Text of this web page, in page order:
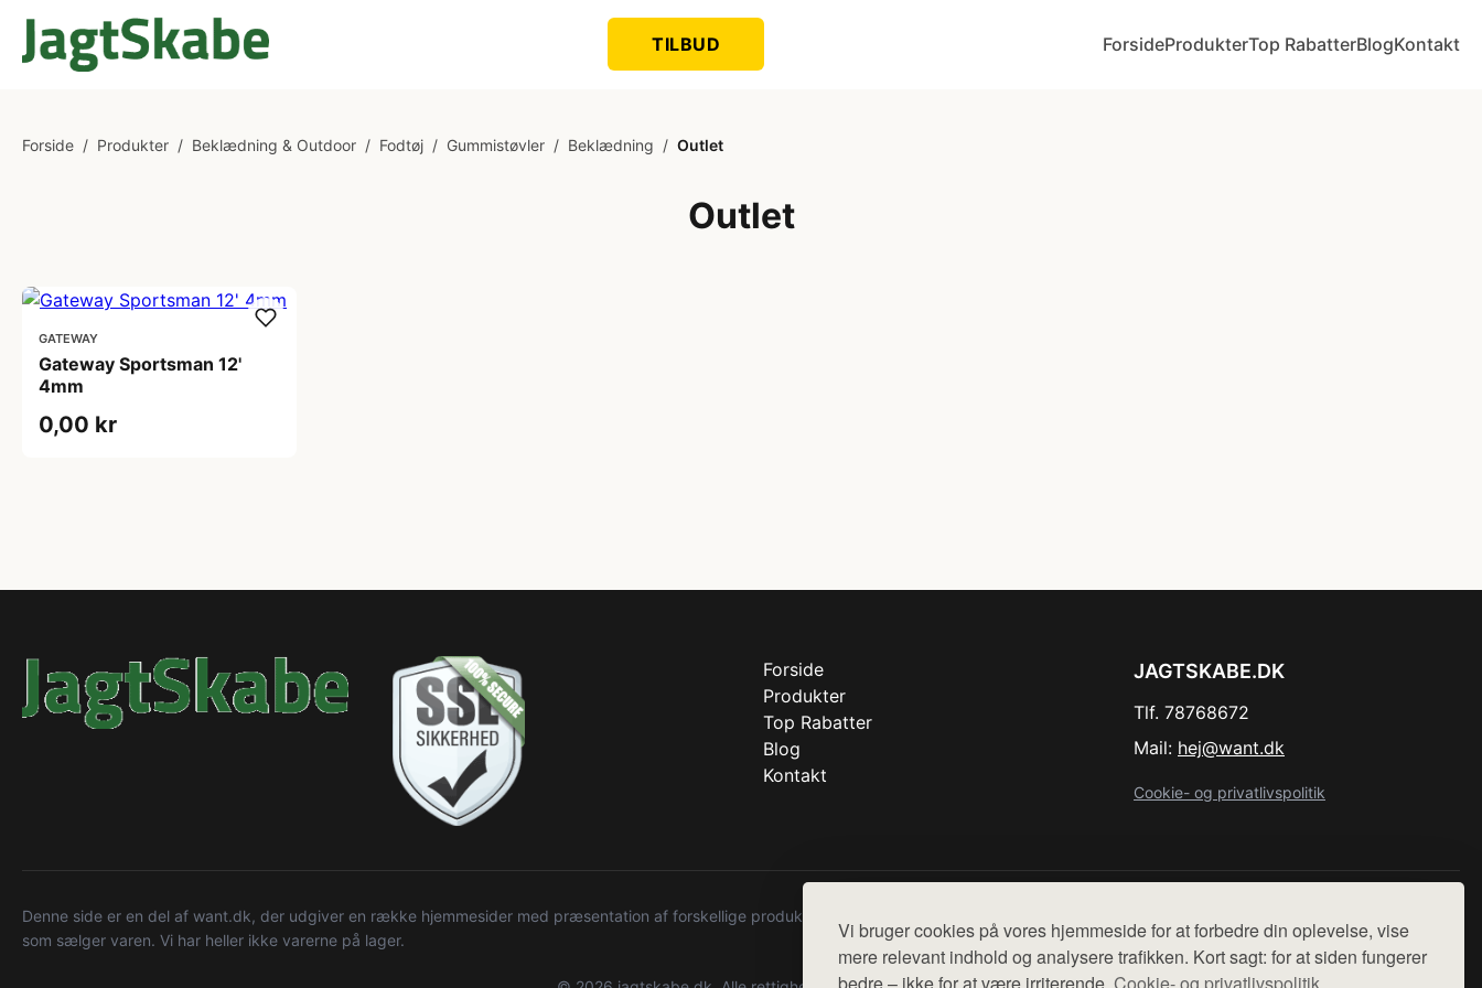
Vi bruger cookies på vores hjemmeside for at forbedre din oplevelse, vise
mere relevant indhold og analysere trafikken. Kort sagt: for at siden fungerer
TILBUD ForsideProdukterTop RabatterBlogKontakt
Forside / Produkter / Beklædning & Outdoor / Fodtøj / Gummistøvler / Beklædning / Outlet
Outlet
GATEWAY
Gateway Sportsman 12'
4mm
0,00 kr
Forside
Produkter
Top Rabatter
Blog
Kontakt
JAGTSKABE.DK
Tlf. 78768672
Mail: hej@want.dk
Cookie- og privatlivspolitik
Denne side er en del af want.dk, der udgiver en række hjemmesider med præsentation af forskellige produkter fra diverse webshops. Der sælges ikke varer fra denne side - vi henviser til de shops,
som sælger varen. Vi har heller ikke varerne på lager.